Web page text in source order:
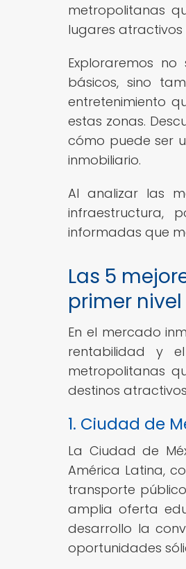
metropolitanas
lugares atractivos
Exploraremos
básicos, sino
entretenimiento
estas zonas.
cómo puede ser
inmobiliario.
Al analizar las
infraestructura,
informadas que
Las 5
primer nivel
En el mercado
rentabilidad y
metropolitanas
destinos
1. Ciudad de
La Ciudad de
América Latina,
transporte
amplia oferta
desarrollo la
oportunidades